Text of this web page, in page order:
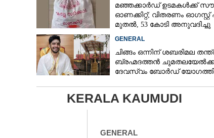
മഞ്ഞക്കാർഡ് ഉടമകൾക്ക്
ഓണക്കിറ്റ്; വിതരണം ഓഗസ്റ്റ്
മുതൽ, 53 കോടി അനുവദിച്ചു
GENERAL
ചിങ്ങം ഒന്നിന് ശബരിമല
ബ്രഹ്മദത്തൻ
ദേവസ്വം ബോർഡ്
KERALA KAUMUDI
GENERAL